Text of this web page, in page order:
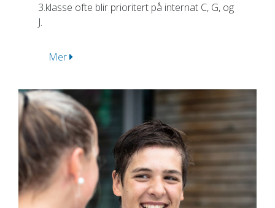
3.klasse ofte blir prioritert på internat C, G, og
J.
Mer